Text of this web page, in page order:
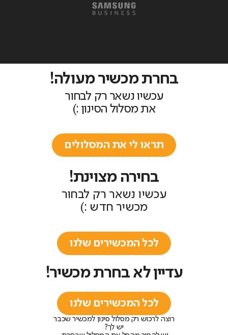
בחרת מכשיר מעולה!
עכשיו נשאר רק לבחור
את מסלול הסינון :)
תראו לי את המסלולים
בחירה מצוינת!
עכשיו נשאר רק לבחור
מכשיר חדש :)
לכל המכשירים שלנו
עדיין לא בחרת מכשיר!
לכל המכשירים שלנו
רוצה לרכוש רק מסלול סינון למכשיר שכבר
יש לך?